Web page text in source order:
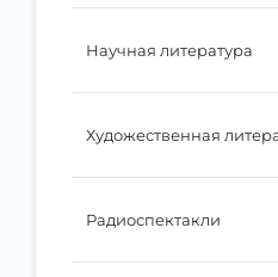
Научная литература
Художественная
Радиоспектакли